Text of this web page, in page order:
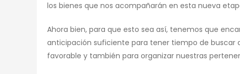
los bienes que nos acompañarán en esta nueva
Ahora bien, para que esto sea así, tenemos que
anticipación suficiente para tener tiempo de buscar
favorable y también para organizar nuestras